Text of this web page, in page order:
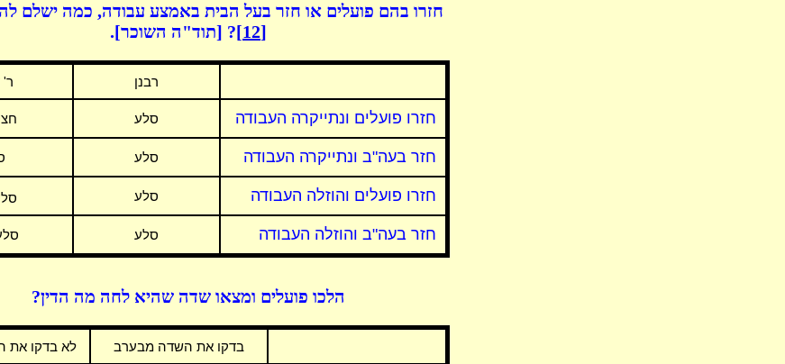
חזרו בהם פועלים או חזר בעל הבית באמצע עבודה, כמה ישלם
[12]
? [תוד"ה השוכר].
רבנן ר'
חזרו פועלים ונתייקרה העבודה סלע
חזר בעה"ב ונתייקרה העבודה סלע
חזרו פועלים והוזלה העבודה סלע
חזר בעה"ב והוזלה העבודה סלע
הלכו פועלים ומצאו שדה שהיא לחה מה הדין?
בדקו את השדה מבערב לא בדקו את